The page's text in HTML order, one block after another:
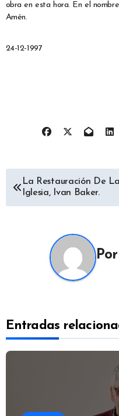
obra en esta hora. En el nombre
Amén.
24-12-1997
Navegación
de
entradas
La Restauración De La
Iglesia, Ivan Baker.
Entradas